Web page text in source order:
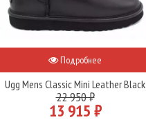
Подробнее
Ugg Mens Classic Mini Leather Black
22 950 ₽
13 915 ₽